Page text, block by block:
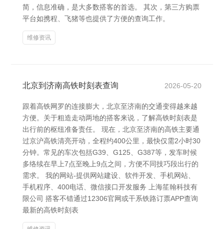
简，信息准确，是大多数搭客的首选。 其次，第三方购票
平台如携程、飞猪等也提供了方便的查询工作。
维修资讯
北京到济南高铁时刻表查询 2026-05-20
跟着高铁网罗的连接膨大，北京至济南的交通变得越来越
方便。关于粗造走动两地的搭客来说，了解高铁时刻表是
出行前的枢纽准备责任。 现在，北京至济南的高铁主要通
过京沪高铁清亮开动，全程约400公里，最快仅需2小时30
分钟。常见的车次包括G39、G125、G387等，发车时候
多络续在早上7点至晚上9点之间，方便不同技巧段出行的
需求。 我的网站-提供网站建设、软件开发、手机网站、
手机程序、400电话、微信接口开发服务 上海笙翰科技有
限公司 搭客不错通过12306官网或干系铁路订票APP查询
最新的高铁时刻表